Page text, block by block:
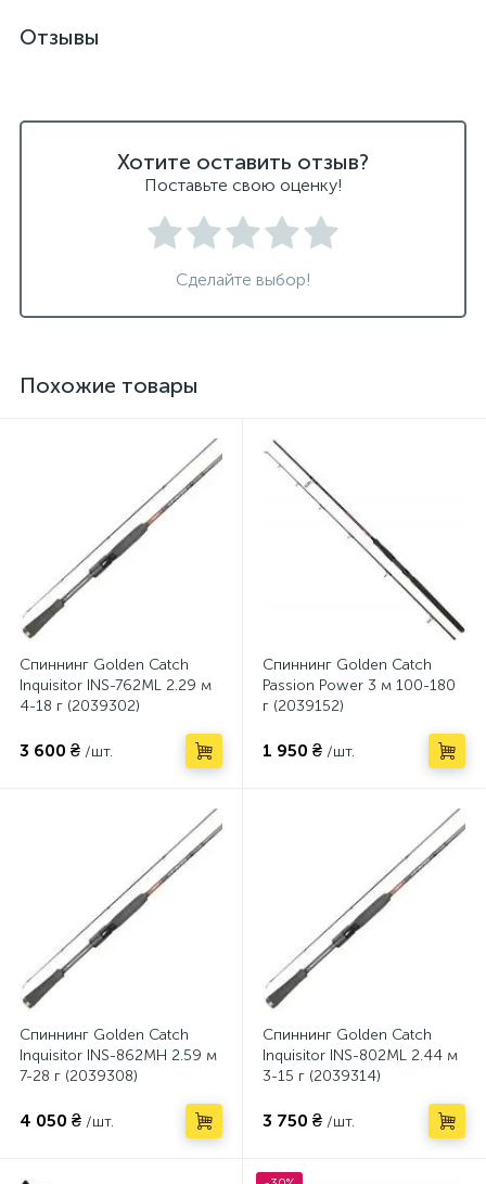
Отзывы
Хотите оставить отзыв?
Поставьте свою оценку!
Сделайте выбор!
Похожие товары
Спиннинг Golden Catch
Inquisitor INS-762ML 2.29 м
4-18 г (2039302)
3 600 ₴ /шт.
Спиннинг Golden Catch
Passion Power 3 м 100-180
г (2039152)
1 950 ₴ /шт.
Спиннинг Golden Catch
Inquisitor INS-862MH 2.59 м
7-28 г (2039308)
4 050 ₴ /шт.
Спиннинг Golden Catch
Inquisitor INS-802ML 2.44 м
3-15 г (2039314)
3 750 ₴ /шт.